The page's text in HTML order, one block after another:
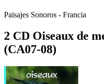
Paisajes Sonoros - Francia
2 CD Oiseaux de
(CA07-08)